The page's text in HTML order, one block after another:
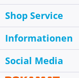
Shop Service
Informationen
Social Media